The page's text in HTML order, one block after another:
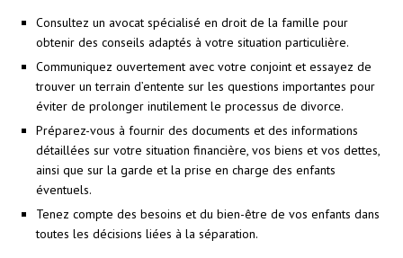
Consultez un avocat spécialisé en droit de la famille pour
obtenir des conseils adaptés à votre situation particulière.
Communiquez ouvertement avec votre conjoint et essayez de
trouver un terrain d’entente sur les questions importantes pour
éviter de prolonger inutilement le processus de divorce.
Préparez-vous à fournir des documents et des informations
détaillées sur votre situation financière, vos biens et vos dettes,
ainsi que sur la garde et la prise en charge des enfants
éventuels.
Tenez compte des besoins et du bien-être de vos enfants dans
toutes les décisions liées à la séparation.